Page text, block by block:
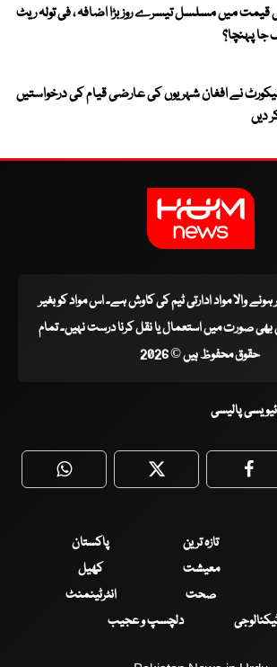
قیمت میں مسلسل تیسرے روز بڑا اضافہ ، فی تولہ ریٹ
جا پہنچا؟
نے افغان شہریوں کی عارضی قیام کی درخواستیں
دیں
ہونے والا مواد ادارتی ٹیم کی کاوش ہے۔ اس مواد کو بغیر
صورت میں استعمال یا نقل کرنا درست نہیں۔ تمام
حقوق محفوظ ہیں © 2026
پالیسی
WhatsApp Twitter
تازہ ترین
پاکستان
معیشت
کھیل
صحت
انٹرٹینمنٹ
دلچسپ و عجیب